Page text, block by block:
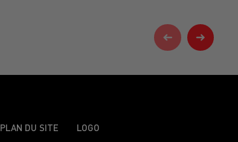
PLAN DU SITE LOGO